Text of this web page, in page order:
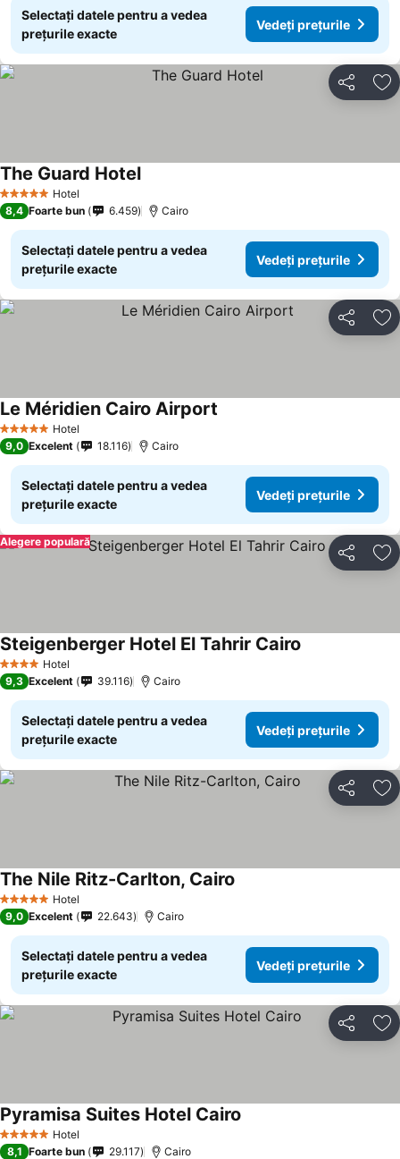
Selectați datele pentru a vedea
prețurile exacte
Vedeți prețurile
Distribuiți
5 Stele Hotel
The Guard Hotel
8,4 Foarte bun 6.459 Cairo
Selectați datele pentru a vedea
prețurile exacte
Vedeți prețurile
Distribuiți
5 Stele Hotel
Le Méridien Cairo Airport
9,0 Excelent 18.116 Cairo
Selectați datele pentru a vedea
prețurile exacte
Vedeți prețurile
Distribuiți
Alegere populară
4 Stele Hotel
Steigenberger Hotel El Tahrir Cairo
9,3 Excelent 39.116 Cairo
Selectați datele pentru a vedea
prețurile exacte
Vedeți prețurile
Distribuiți
5 Stele Hotel
The Nile Ritz-Carlton, Cairo
9,0 Excelent 22.643 Cairo
Selectați datele pentru a vedea
prețurile exacte
Vedeți prețurile
Distribuiți
5 Stele Hotel
Pyramisa Suites Hotel Cairo
8,1 Foarte bun 29.117 Cairo